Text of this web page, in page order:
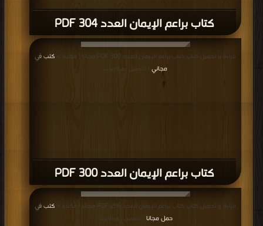
كتاب براعم الإيمان العدد 304 PDF
كتاب براعم الإيمان العدد 300 PDF
قراءة و تحميل كتاب كتاب براعم الإيمان العدد 300 PDF مجانا | مكتبة >
كتب في
مجاني | التحميل : مرة/مرات
قراءة و تحميل كتاب كتاب براعم الإيمان العدد 296 PDF مجانا | مكتبة >
كتب في
حمل مجانا | التحميل : مرة/مرات